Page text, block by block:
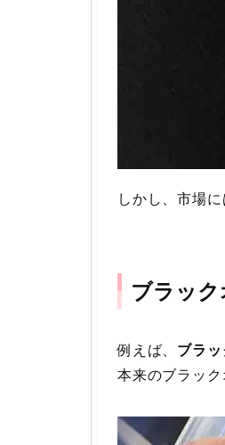
しかし、市場
ブラック
例えば、 ブラ
本来のブラッ